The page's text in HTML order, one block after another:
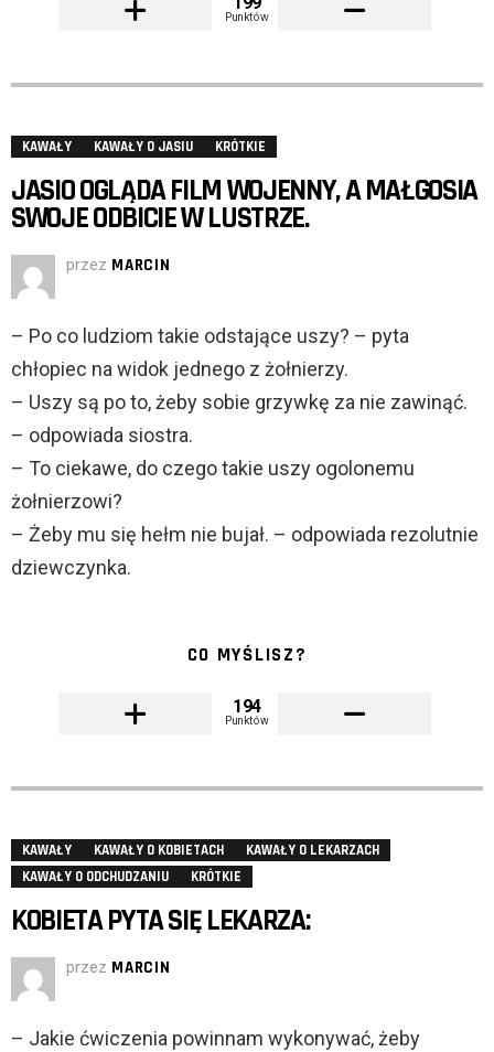
Punktów
KAWAŁY KAWAŁY O JASIU KRÓTKIE
JASIO OGLĄDA FILM WOJENNY, A MAŁGOSIA
SWOJE ODBICIE W LUSTRZE.
przez MARCIN
– Po co ludziom takie odstające uszy? – pyta
chłopiec na widok jednego z żołnierzy.
– Uszy są po to, żeby sobie grzywkę za nie zawinąć.
– odpowiada siostra.
– To ciekawe, do czego takie uszy ogolonemu
żołnierzowi?
– Żeby mu się hełm nie bujał. – odpowiada rezolutnie
dziewczynka.
CO MYŚLISZ?
194
Punktów
KAWAŁY KAWAŁY O KOBIETACH
KAWAŁY O LEKARZACH
KAWAŁY O ODCHUDZANIU
KRÓTKIE
KOBIETA PYTA SIĘ LEKARZA:
przez MARCIN
– Jakie ćwiczenia powinnam wykonywać, żeby